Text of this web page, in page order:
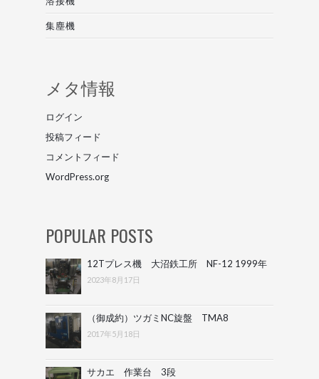
集塵機
メタ情報
ログイン
投稿フィード
コメントフィード
WordPress.org
POPULAR POSTS
12Tプレス機 大沼鉄工所 NF-12 1999年
2023年8月17日
（御成約）ツガミNC旋盤 TMA8
2017年5月18日
サカエ 作業台 3段